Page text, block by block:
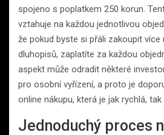
spojeno s poplatkem 250 korun.
vztahuje na každou jednotlivou
že pokud byste si přáli zakoupit více
dluhopisů, zaplatíte za každou
aspekt může odradit některé
pro osobní vyřízení, a proto je
online nákupu, která je jak rychlá, tak
Jednoduchý proces